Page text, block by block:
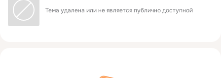
Тема удалена или не является публично доступной